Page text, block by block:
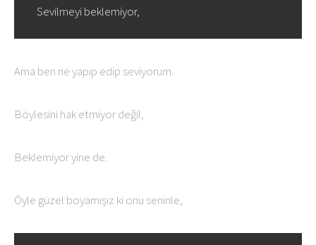
Sevilmeyi beklemiyor,
Ama ben ne yapıp edip seviyorum.
Böylesini hak etmiyor değil,
Beklemiyor yine de.
Öyle güzel boyamışız ki onu seninle,